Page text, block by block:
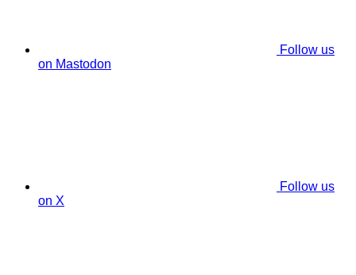
Follow us
on Mastodon
Follow us
on X